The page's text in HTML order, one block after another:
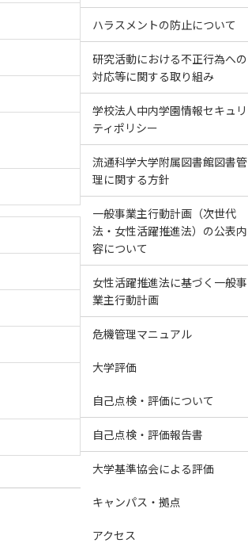
ハラスメントの防止について
研究活動における不正行為への
対応等に関する取り組み
学校法人中内学園情報セキュリ
ティポリシー
流通科学大学附属図書館図書管
理に関する方針
一般事業主行動計画（次世代
法・女性活躍推進法）の公表内
容について
女性活躍推進法に基づく一般事
業主行動計画
危機管理マニュアル
大学評価
自己点検・評価について
自己点検・評価報告書
大学基準協会による評価
キャンパス・拠点
アクセス